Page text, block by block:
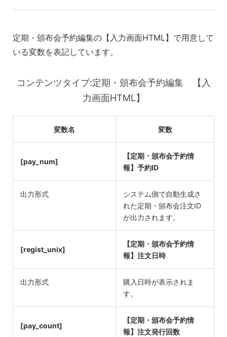
定期・頒布会予約編集の【入力画面HTML】で用意して
いる変数を表記しています。
コンテンツタイプ:定期・頒布会予約編集 【入
力画面HTML】
変数名 変数
[pay_num]
【定期・頒布会予約情
報】予約ID
出力形式
システム側で自動生成さ
れた定期・頒布会注文ID
が出力されます。
[regist_unix]
【定期・頒布会予約情
報】注文日時
出力形式
購入日時が表示されま
す。
[pay_count]
【定期・頒布会予約情
報】注文発行回数